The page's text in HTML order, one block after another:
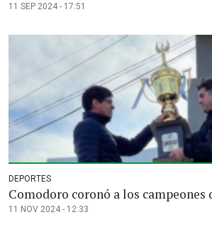
11 SEP 2024 - 17:51
DEPORTES
Comodoro coronó a los campeones
11 NOV 2024 - 12:33